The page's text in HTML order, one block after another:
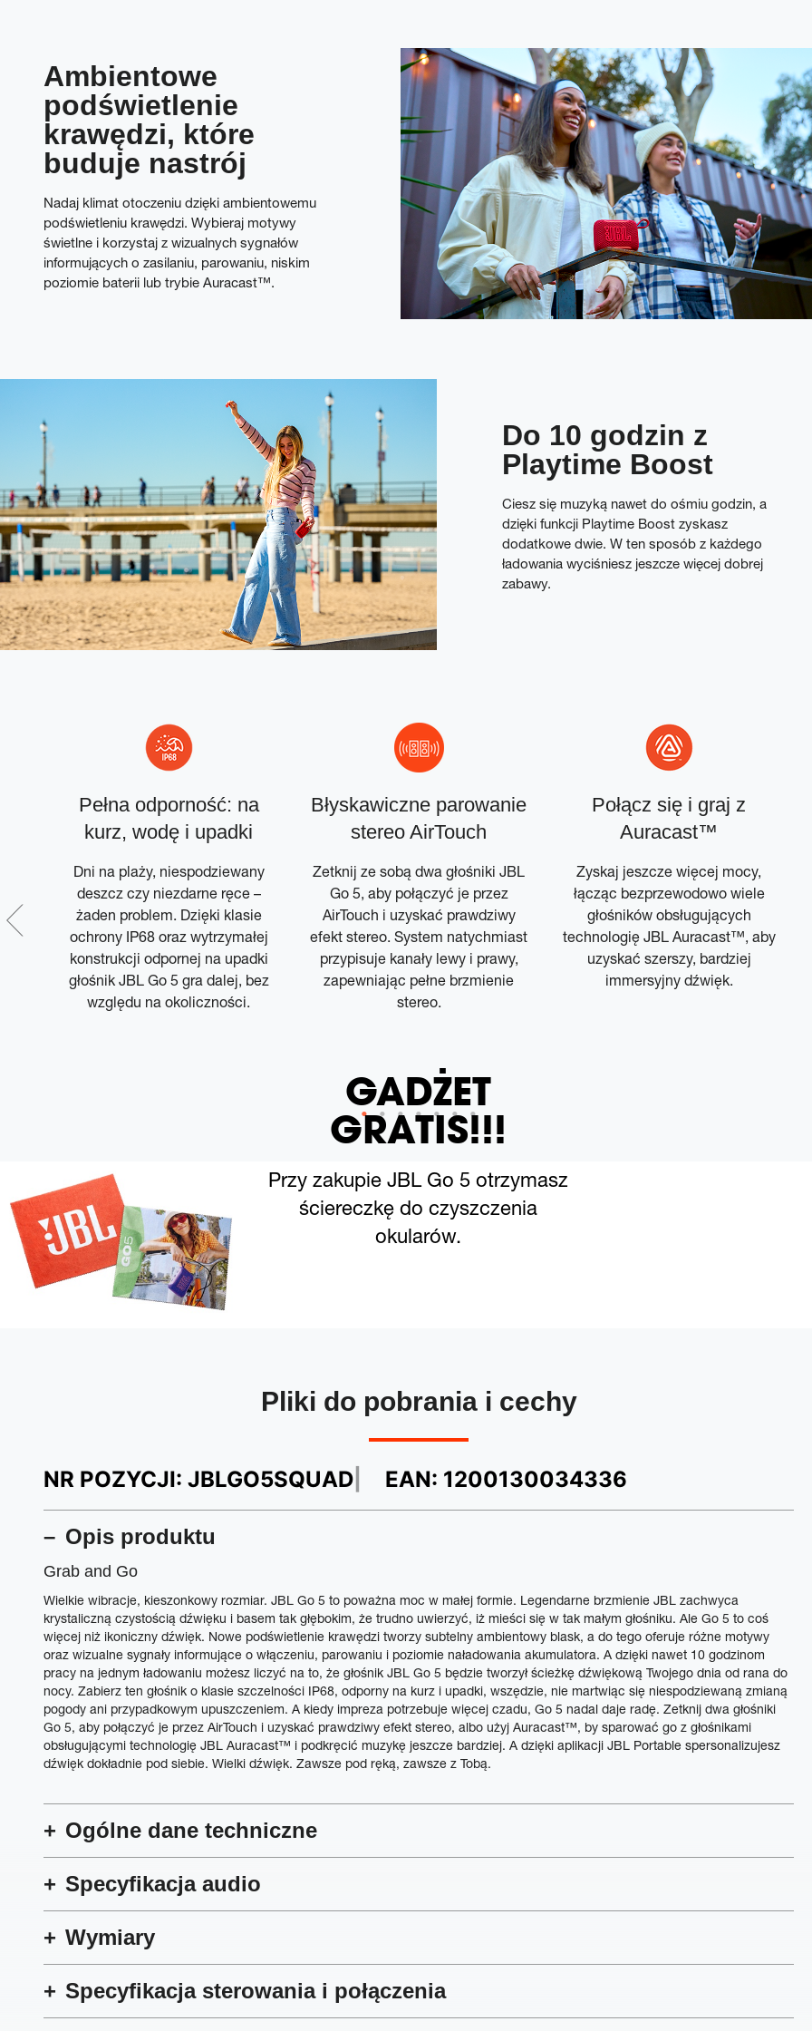
Ambientowe
podświetlenie
krawędzi, które
buduje nastrój
Nadaj klimat otoczeniu dzięki ambientowemu
podświetleniu krawędzi. Wybieraj motywy
świetlne i korzystaj z wizualnych sygnałów
informujących o zasilaniu, parowaniu, niskim
poziomie baterii lub trybie Auracast™.
Do 10 godzin z
Playtime Boost
Ciesz się muzyką nawet do ośmiu godzin, a
dzięki funkcji Playtime Boost zyskasz
dodatkowe dwie. W ten sposób z każdego
ładowania wyciśniesz jeszcze więcej dobrej
zabawy.
Pełna odporność: na
kurz, wodę i upadki
Dni na plaży, niespodziewany
deszcz czy niezdarne ręce –
żaden problem. Dzięki klasie
ochrony IP68 oraz wytrzymałej
konstrukcji odpornej na upadki
głośnik JBL Go 5 gra dalej, bez
względu na okoliczności.
Błyskawiczne parowanie
stereo AirTouch
Zetknij ze sobą dwa głośniki JBL
Go 5, aby połączyć je przez
AirTouch i uzyskać prawdziwy
efekt stereo. System natychmiast
przypisuje kanały lewy i prawy,
zapewniając pełne brzmienie
stereo.
Połącz się i graj z
Auracast™
Zyskaj jeszcze więcej mocy,
łącząc bezprzewodowo wiele
głośników obsługujących
technologię JBL Auracast™, aby
uzyskać szerszy, bardziej
immersyjny dźwięk.
GADŻET
GRATIS!!!
Przy zakupie JBL Go 5 otrzymasz
ściereczkę do czyszczenia
okularów.
Pliki do pobrania i cechy
NR POZYCJI: JBLGO5SQUAD EAN: 1200130034336
Opis produktu
Grab and Go
Wielkie wibracje, kieszonkowy rozmiar. JBL Go 5 to poważna moc w małej formie. Legendarne brzmienie JBL zachwyca
krystaliczną czystością dźwięku i basem tak głębokim, że trudno uwierzyć, iż mieści się w tak małym głośniku. Ale Go 5 to coś
więcej niż ikoniczny dźwięk. Nowe podświetlenie krawędzi tworzy subtelny ambientowy blask, a do tego oferuje różne motywy
oraz wizualne sygnały informujące o włączeniu, parowaniu i poziomie naładowania akumulatora. A dzięki nawet 10 godzinom
pracy na jednym ładowaniu możesz liczyć na to, że głośnik JBL Go 5 będzie tworzył ścieżkę dźwiękową Twojego dnia od rana do
nocy. Zabierz ten głośnik o klasie szczelności IP68, odporny na kurz i upadki, wszędzie, nie martwiąc się niespodziewaną zmianą
pogody ani przypadkowym upuszczeniem. A kiedy impreza potrzebuje więcej czadu, Go 5 nadal daje radę. Zetknij dwa głośniki
Go 5, aby połączyć je przez AirTouch i uzyskać prawdziwy efekt stereo, albo użyj Auracast™, by sparować go z głośnikami
obsługującymi technologię JBL Auracast™ i podkręcić muzykę jeszcze bardziej. A dzięki aplikacji JBL Portable spersonalizujesz
dźwięk dokładnie pod siebie. Wielki dźwięk. Zawsze pod ręką, zawsze z Tobą.
Ogólne dane techniczne
Specyfikacja audio
Wymiary
Specyfikacja sterowania i połączenia